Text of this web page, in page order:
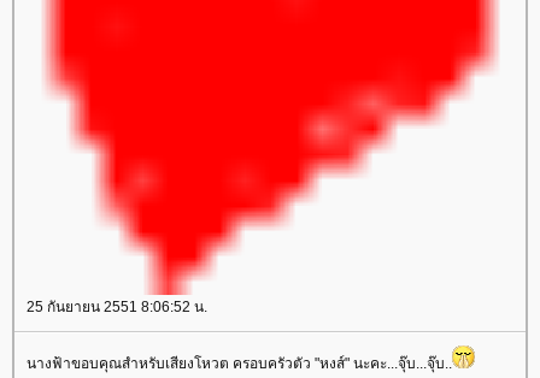
25 กันยายน 2551 8:06:52 น.
นางฟ้าขอบคุณสำหรับเสียงโหวต ครอบครัวตัว "หงส์" นะคะ...จุ๊บ...จุ๊บ..